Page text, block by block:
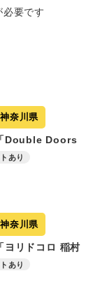
要です
神奈川県
Double Doors
あり
神奈川県
ヨリドコロ 稲村
あり